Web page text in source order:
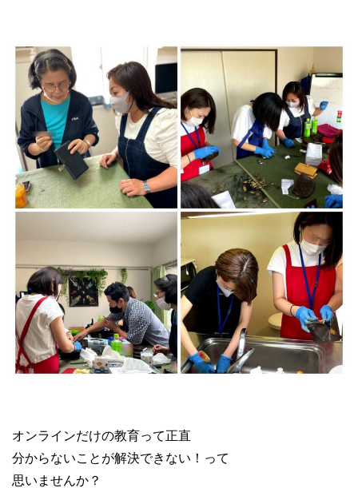
オンラインだけの教育って正直
分からないことが解決できない！って
思いませんか？